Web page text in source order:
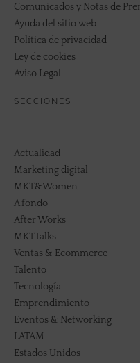
Comunicados y Notas de
Ayuda del sitio web
Política de privacidad
Ley de cookies
Aviso Legal
SECCIONES
Actualidad
Marketing digital
MKT&Women
A fondo
After Works
MKTTalks
Ventas & Ecommerce
Talento
Tecnología
Emprendimiento
Eventos & Networking
LATAM
Estados Unidos